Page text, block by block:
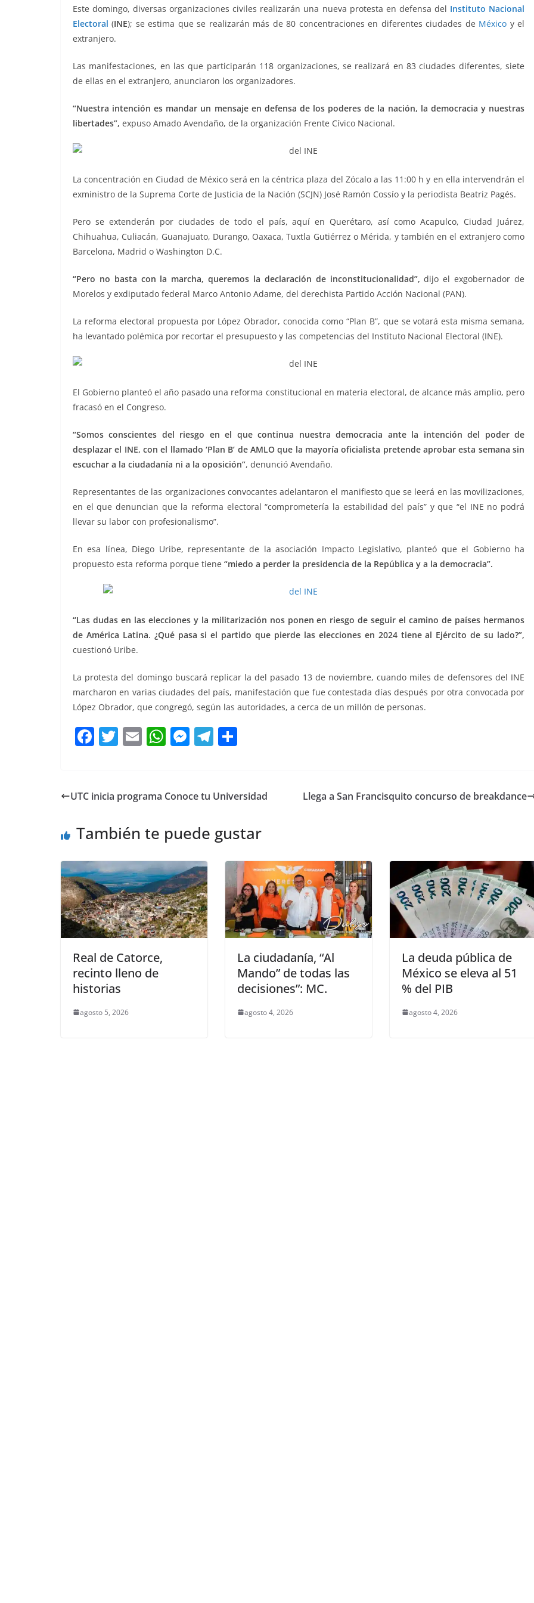
o
o
k
p
p
g
er
m tir
Este domingo, diversas organizaciones civiles realizarán una nueva protesta en defensa del Instituto Nacional
Electoral (INE); se estima que se realizarán más de 80 concentraciones en diferentes ciudades de México y el
extranjero.
Las manifestaciones, en las que participarán 118 organizaciones, se realizará en 83 ciudades diferentes, siete
de ellas en el extranjero, anunciaron los organizadores.
“Nuestra intención es mandar un mensaje en defensa de los poderes de la nación, la democracia y nuestras
libertades”, expuso Amado Avendaño, de la organización Frente Cívico Nacional.
La concentración en Ciudad de México será en la céntrica plaza del Zócalo a las 11:00 h y en ella intervendrán el
exministro de la Suprema Corte de Justicia de la Nación (SCJN) José Ramón Cossío y la periodista Beatriz Pagés.
Pero se extenderán por ciudades de todo el país, aquí en Querétaro, así como Acapulco, Ciudad Juárez,
Chihuahua, Culiacán, Guanajuato, Durango, Oaxaca, Tuxtla Gutiérrez o Mérida, y también en el extranjero como
Barcelona, Madrid o Washington D.C.
“Pero no basta con la marcha, queremos la declaración de inconstitucionalidad”, dijo el exgobernador de
Morelos y exdiputado federal Marco Antonio Adame, del derechista Partido Acción Nacional (PAN).
La reforma electoral propuesta por López Obrador, conocida como “Plan B”, que se votará esta misma semana,
ha levantado polémica por recortar el presupuesto y las competencias del Instituto Nacional Electoral (INE).
El Gobierno planteó el año pasado una reforma constitucional en materia electoral, de alcance más amplio, pero
fracasó en el Congreso.
“Somos conscientes del riesgo en el que continua nuestra democracia ante la intención del poder de
desplazar el INE, con el llamado ‘Plan B’ de AMLO que la mayoría oficialista pretende aprobar esta semana sin
escuchar a la ciudadanía ni a la oposición”, denunció Avendaño.
Representantes de las organizaciones convocantes adelantaron el manifiesto que se leerá en las movilizaciones,
en el que denuncian que la reforma electoral “comprometería la estabilidad del país” y que “el INE no podrá
llevar su labor con profesionalismo”.
En esa línea, Diego Uribe, representante de la asociación Impacto Legislativo, planteó que el Gobierno ha
propuesto esta reforma porque tiene “miedo a perder la presidencia de la República y a la democracia”.
“Las dudas en las elecciones y la militarización nos ponen en riesgo de seguir el camino de países hermanos
de América Latina. ¿Qué pasa si el partido que pierde las elecciones en 2024 tiene al Ejército de su lado?”,
cuestionó Uribe.
La protesta del domingo buscará replicar la del pasado 13 de noviembre, cuando miles de defensores del INE
marcharon en varias ciudades del país, manifestación que fue contestada días después por otra convocada por
López Obrador, que congregó, según las autoridades, a cerca de un millón de personas.
F
a
e
o
k
T
w
er
E
m
l
W
h
s
p
p
M
e
e
g
T
el
gr
m
p
tir
UTC inicia programa Conoce tu Universidad Llega a San Francisquito concurso de breakdance
También te puede gustar
Real de Catorce,
recinto lleno de
historias
agosto 5, 2026
La ciudadanía, “Al
Mando” de todas las
decisiones”: MC.
agosto 4, 2026
La deuda pública de
México se eleva al 51
% del PIB
agosto 4, 2026